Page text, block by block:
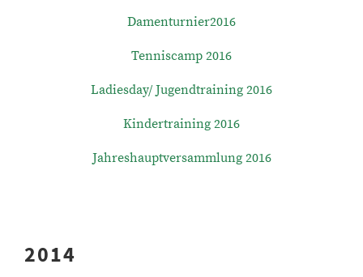
Damenturnier2016
Tenniscamp 2016
Ladiesday/ Jugendtraining 2016
Kindertraining 2016
Jahreshauptversammlung 2016
2014